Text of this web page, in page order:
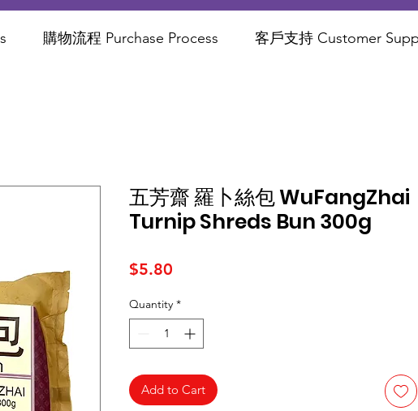
​購物流程 Purchase Process 客戶支持 Customer
五芳齋 羅卜絲包 WuFangZhai
Turnip Shreds Bun 300g
$5.80
Quantity *
Add to Cart